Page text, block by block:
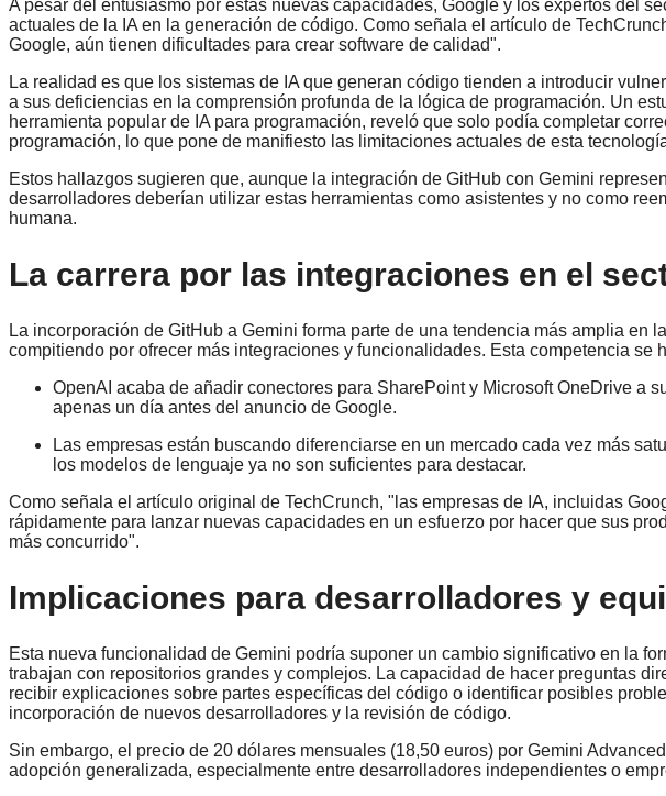
A pesar del entusiasmo por estas nuevas capacidades, Google y los expertos del
actuales de la IA en la generación de código. Como señala el artículo de
Google, aún tienen dificultades para crear software de calidad".
La realidad es que los sistemas de IA que generan código tienden a introducir
a sus deficiencias en la comprensión profunda de la lógica de programación. Un
herramienta popular de IA para programación, reveló que solo podía completar
programación, lo que pone de manifiesto las limitaciones actuales de esta
Estos hallazgos sugieren que, aunque la integración de GitHub con Gemini
desarrolladores deberían utilizar estas herramientas como asistentes y no como
humana.
La carrera por las integraciones en el
La incorporación de GitHub a Gemini forma parte de una tendencia más amplia en
compitiendo por ofrecer más integraciones y funcionalidades. Esta competencia se
OpenAI acaba de añadir conectores para SharePoint y Microsoft OneDrive a
apenas un día antes del anuncio de Google.
Las empresas están buscando diferenciarse en un mercado cada vez más
los modelos de lenguaje ya no son suficientes para destacar.
Como señala el artículo original de TechCrunch, "las empresas de IA, incluidas
rápidamente para lanzar nuevas capacidades en un esfuerzo por hacer que sus
más concurrido".
Implicaciones para desarrolladores y
Esta nueva funcionalidad de Gemini podría suponer un cambio significativo en la
trabajan con repositorios grandes y complejos. La capacidad de hacer preguntas
recibir explicaciones sobre partes específicas del código o identificar posibles
incorporación de nuevos desarrolladores y la revisión de código.
Sin embargo, el precio de 20 dólares mensuales (18,50 euros) por Gemini
adopción generalizada, especialmente entre desarrolladores independientes o